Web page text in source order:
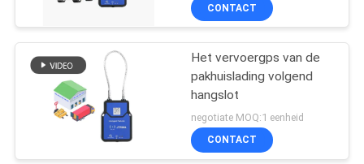
CONTACT
Het vervoergps van de
pakhuislading volgend
hangslot
negotiate MOQ:1 eenheid
CONTACT